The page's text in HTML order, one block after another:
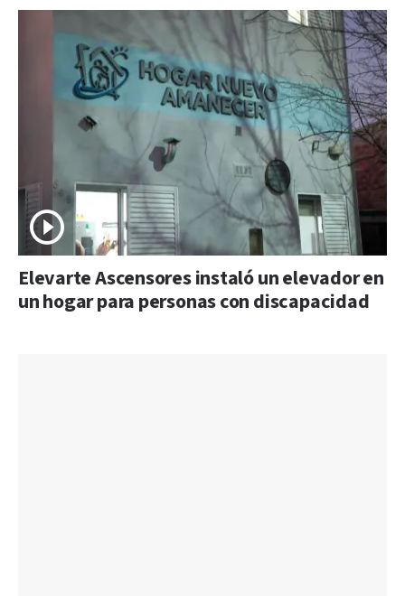
Elevarte Ascensores instaló un elevador en
un hogar para personas con discapacidad